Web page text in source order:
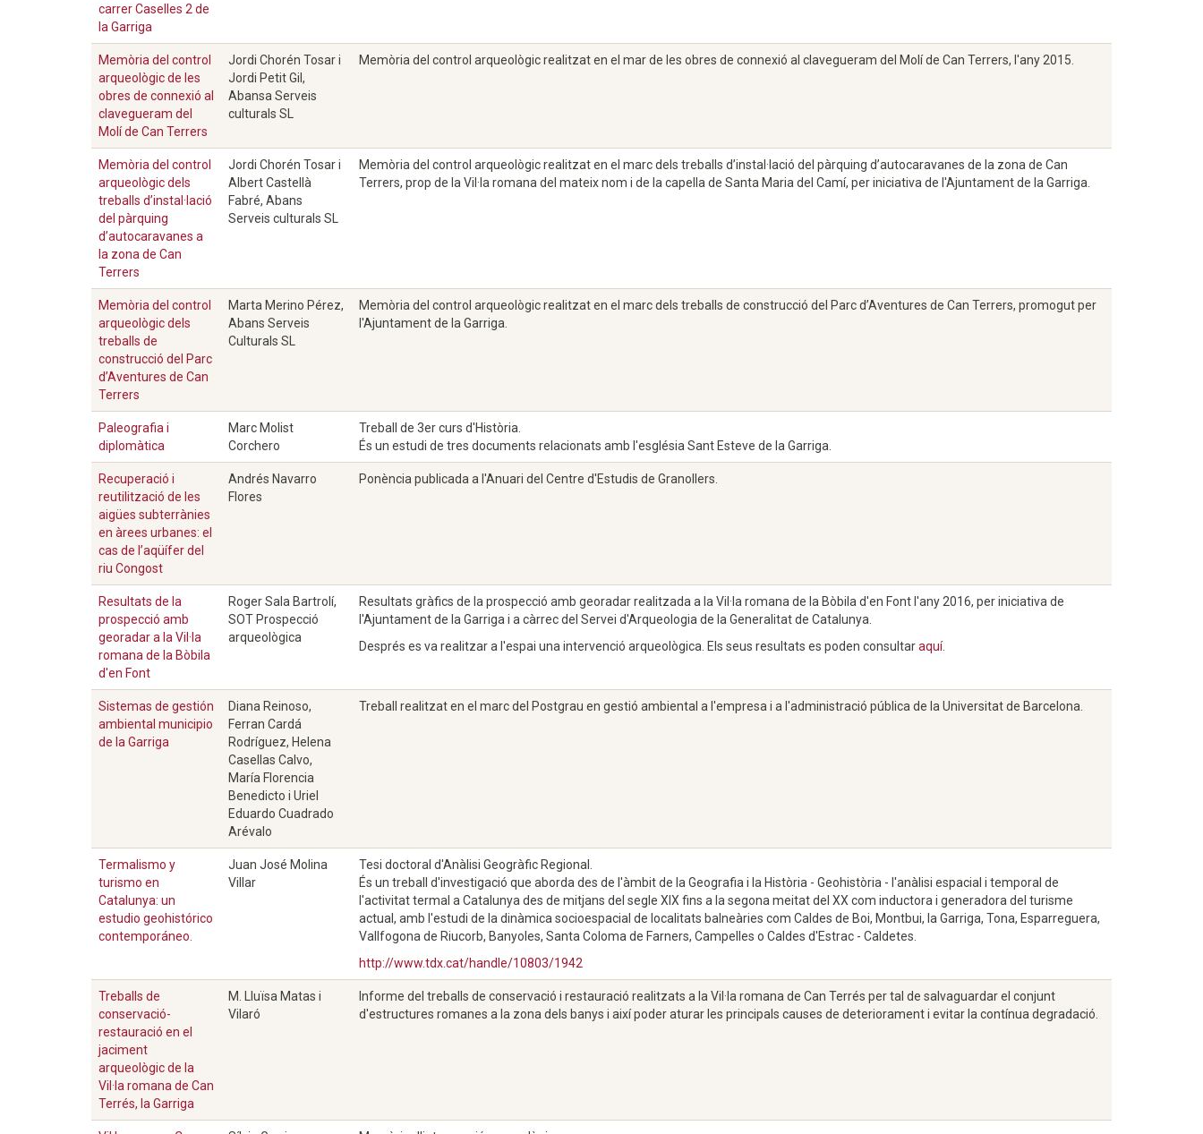
carrer Caselles 2 de
la Garriga
Memòria del control
arqueològic de les
obres de connexió al
clavegueram del
Molí de Can Terrers
Jordi Chorén Tosar i
Jordi Petit Gil,
Abansa Serveis
culturals SL
Memòria del control arqueològic realitzat en el mar de les obres de connexió al clavegueram del Molí de Can Terrers, l'any 2015.
Memòria del control
arqueològic dels
treballs d’instal·lació
del pàrquing
d’autocaravanes a
la zona de Can
Terrers
Jordi Chorén Tosar i
Albert Castellà
Fabré, Abans
Serveis culturals SL
Memòria del control arqueològic realitzat en el marc dels treballs d’instal·lació del pàrquing d’autocaravanes de la zona de Can
Terrers, prop de la Vil·la romana del mateix nom i de la capella de Santa Maria del Camí, per iniciativa de l'Ajuntament de la Garriga.
Memòria del control
arqueològic dels
treballs de
construcció del Parc
d’Aventures de Can
Terrers
Marta Merino Pérez,
Abans Serveis
Culturals SL
Memòria del control arqueològic realitzat en el marc dels treballs de construcció del Parc d’Aventures de Can Terrers, promogut per
l'Ajuntament de la Garriga.
Paleografia i
diplomàtica
Marc Molist
Corchero
Treball de 3er curs d'Història.
És un estudi de tres documents relacionats amb l'església Sant Esteve de la Garriga.
Recuperació i
reutilització de les
aigües subterrànies
en àrees urbanes: el
cas de l’aqüífer del
riu Congost
Andrés Navarro
Flores
Ponència publicada a l'Anuari del Centre d'Estudis de Granollers.
Resultats de la
prospecció amb
georadar a la Vil·la
romana de la Bòbila
d'en Font
Roger Sala Bartrolí,
SOT Prospecció
arqueològica
Resultats gràfics de la prospecció amb georadar realitzada a la Vil·la romana de la Bòbila d'en Font l'any 2016, per iniciativa de
l'Ajuntament de la Garriga i a càrrec del Servei d'Arqueologia de la Generalitat de Catalunya.
Després es va realitzar a l'espai una intervenció arqueològica. Els seus resultats es poden consultaraquí.
Sistemas de gestión
ambiental municipio
de la Garriga
Diana Reinoso,
Ferran Cardá
Rodríguez, Helena
Casellas Calvo,
María Florencia
Benedicto i Uriel
Eduardo Cuadrado
Arévalo
Treball realitzat en el marc del Postgrau en gestió ambiental a l'empresa i a l'administració pública de la Universitat de Barcelona.
Termalismo y
turismo en
Catalunya: un
estudio geohistórico
contemporáneo.
Juan José Molina
Villar
Tesi doctoral d'Anàlisi Geogràfic Regional.
És un treball d'investigació que aborda des de l'àmbit de la Geografia i la Història - Geohistòria - l'anàlisi espacial i temporal de
l'activitat termal a Catalunya des de mitjans del segle XIX fins a la segona meitat del XX com inductora i generadora del turisme
actual, amb l'estudi de la dinàmica socioespacial de localitats balneàries com Caldes de Boi, Montbui, la Garriga, Tona, Esparreguera,
Vallfogona de Riucorb, Banyoles, Santa Coloma de Farners, Campelles o Caldes d'Estrac - Caldetes.
http://www.tdx.cat/handle/10803/1942
Treballs de
conservació-
restauració en el
jaciment
arqueològic de la
Vil·la romana de Can
Terrés, la Garriga
M. Lluïsa Matas i
Vilaró
Informe del treballs de conservació i restauració realitzats a la Vil·la romana de Can Terrés per tal de salvaguardar el conjunt
d'estructures romanes a la zona dels banys i així poder aturar les principals causes de deteriorament i evitar la contínua degradació.